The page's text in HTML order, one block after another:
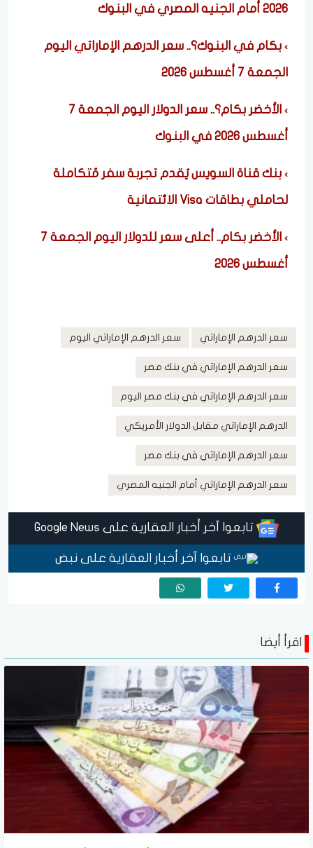
2026 أمام الجنيه المصري في البنوك
بكام في البنوك؟.. سعر الدرهم الإماراتي اليوم
الجمعة 7 أغسطس 2026
الأخضر بكام؟.. سعر الدولار اليوم الجمعة 7
أغسطس 2026 في البنوك
بنك قناة السويس يُقدم تجربة سفر مُتكاملة
لحاملي بطاقات Visa الائتمانية
الأخضر بكام.. أعلى سعر للدولار اليوم الجمعة 7
أغسطس 2026
سعر الدرهم الإماراتي سعر الدرهم الإماراتي اليوم
سعر الدرهم الإماراتي في بنك مصر
سعر الدرهم الإماراتي في بنك مصر اليوم
الدرهم الإماراتي مقابل الدولار الأمريكي
سعر الدرهم الإماراتي في بنك مصر
سعر الدرهم الإماراتي أمام الجنيه المصري
تابعوا آخر أخبار العقارية على Google News
تابعوا آخر أخبار العقارية على نبض
اقرأ أيضا